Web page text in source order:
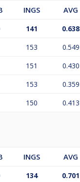
INGS AVG
141 0.638
153 0.549
151 0.430
153 0.359
150 0.413
INGS AVG
134 0.701